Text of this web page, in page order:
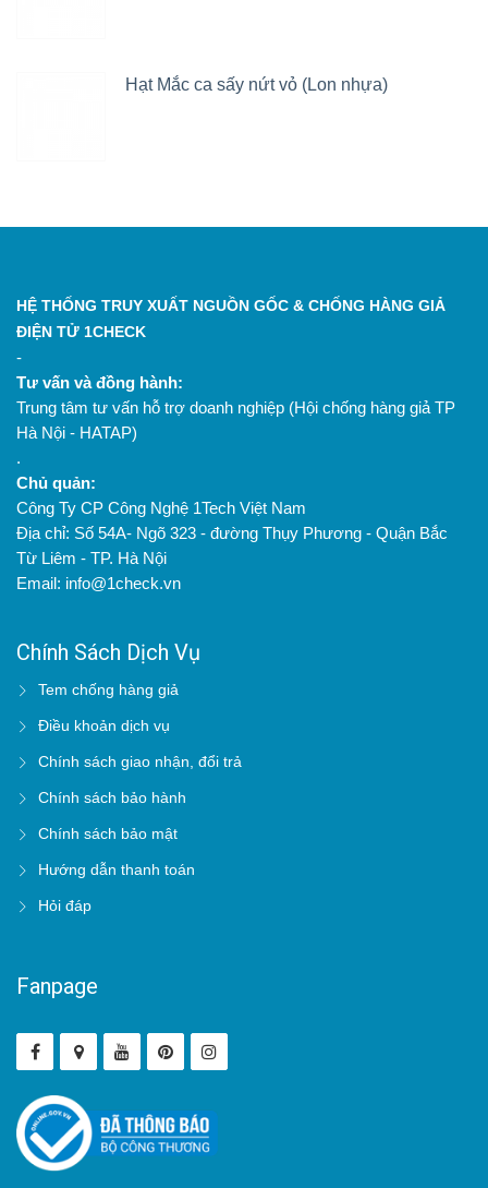
Hạt Mắc ca sấy nứt vỏ (Lon nhựa)
HỆ THỐNG TRUY XUẤT NGUỒN GỐC & CHỐNG HÀNG GIẢ
ĐIỆN TỬ 1CHECK
-
Tư vấn và đồng hành:
Trung tâm tư vấn hỗ trợ doanh nghiệp (Hội chống hàng giả TP
Hà Nội - HATAP)
.
Chủ quản:
Công Ty CP Công Nghệ 1Tech Việt Nam
Địa chỉ: Số 54A- Ngõ 323 - đường Thụy Phương - Quận Bắc
Từ Liêm - TP. Hà Nội
Email: info@1check.vn
Chính Sách Dịch Vụ
Tem chống hàng giả
Điều khoản dịch vụ
Chính sách giao nhận, đổi trả
Chính sách bảo hành
Chính sách bảo mật
Hướng dẫn thanh toán
Hỏi đáp
Fanpage